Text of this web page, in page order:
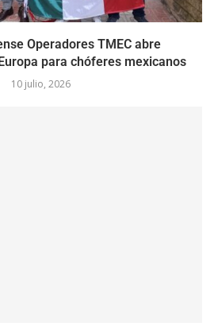
Operadores TMEC abre
para chóferes mexicanos
10 julio, 2026